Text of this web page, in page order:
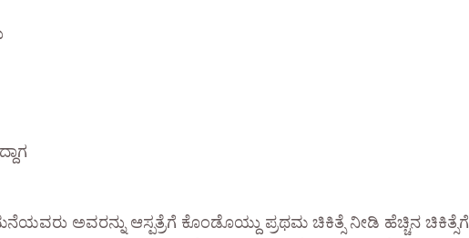
ಅವರನ್ನು ಆಸ್ಪತ್ರೆಗೆ ಕೊಂಡೊಯ್ದು ಪ್ರಥಮ ಚಿಕಿತ್ಸೆ ನೀಡಿ ಹೆಚ್ಚಿನ ಚಿಕಿತ್ಸೆಗೆ